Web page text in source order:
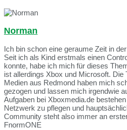
Norman
Ich bin schon eine geraume Zeit in
Seit ich als Kind erstmals einen
konnte, habe ich mich für dieses
ist allerdings Xbox und Microsoft. Die
Medien aus Redmond haben mich
gezogen und lassen mich irgendwie
Aufgaben bei Xboxmedia.de
Netzwerk zu pflegen und
Community steht also immer an
FnormONE